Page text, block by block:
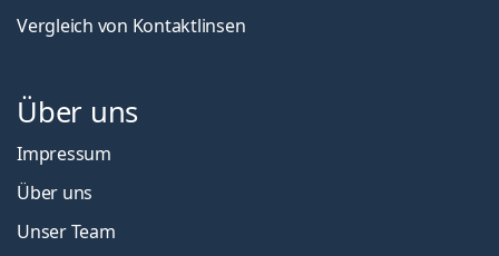
Vergleich von Kontaktlinsen
Über uns
Impressum
Über uns
Unser Team